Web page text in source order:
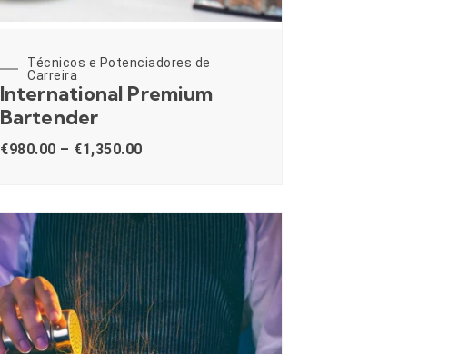
Técnicos e Potenciadores de
Carreira
International Premium
Bartender
€980.00 – €1,350.00